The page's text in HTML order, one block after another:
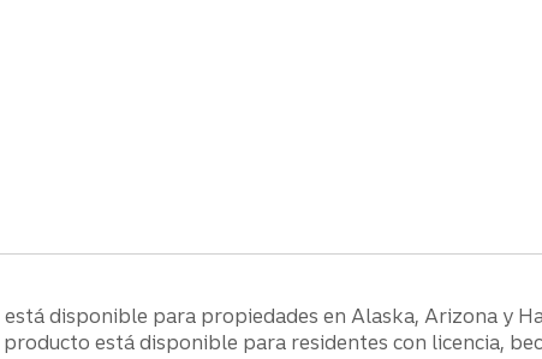
disponible para propiedades en Alaska, Arizona y
está disponible para residentes con licencia,